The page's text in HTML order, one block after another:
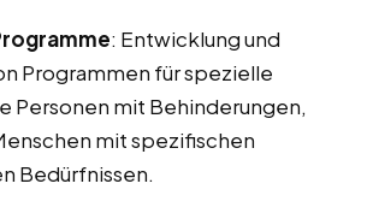
: Entwicklung und
Programmen für spezielle
Personen mit Behinderungen,
mit spezifischen
Bedürfnissen.